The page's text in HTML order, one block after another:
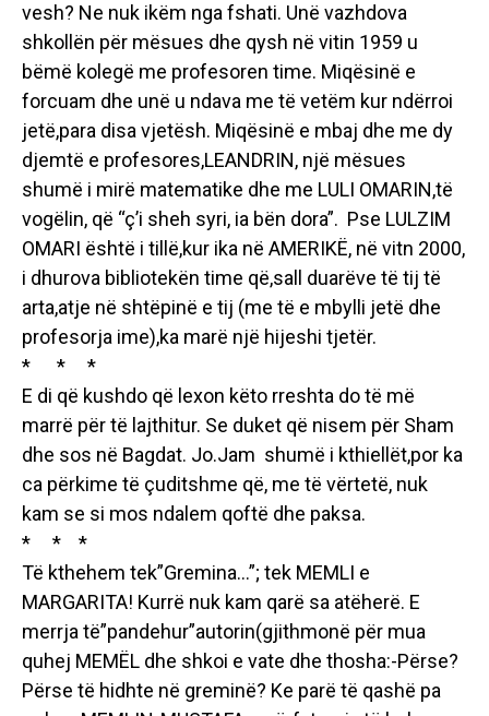
vesh? Ne nuk ikëm nga fshati. Unë vazhdova
shkollën për mësues dhe qysh në vitin 1959 u
bëmë kolegë me profesoren time. Miqësinë e
forcuam dhe unë u ndava me të vetëm kur ndërroi
jetë,para disa vjetësh. Miqësinë e mbaj dhe me dy
djemtë e profesores,LEANDRIN, një mësues
shumë i mirë matematike dhe me LULI OMARIN,të
vogëlin, që “ç’i sheh syri, ia bën dora”. Pse LULZIM
OMARI është i tillë,kur ika në AMERIKË, në vitn 2000,
i dhurova bibliotekën time që,sall duarëve të tij të
arta,atje në shtëpinë e tij (me të e mbylli jetë dhe
profesorja ime),ka marë një hijeshi tjetër.
* * *
E di që kushdo që lexon këto rreshta do të më
marrë për të lajthitur. Se duket që nisem për Sham
dhe sos në Bagdat. Jo.Jam shumë i kthiellët,por ka
ca përkime të çuditshme që, me të vërtetë, nuk
kam se si mos ndalem qoftë dhe paksa.
* * *
Të kthehem tek”Gremina…”; tek MEMLI e
MARGARITA! Kurrë nuk kam qarë sa atëherë. E
merrja të”pandehur”autorin(gjithmonë për mua
quhej MEMËL dhe shkoi e vate dhe thosha:-Përse?
Përse të hidhte në greminë? Ke parë të qashë pa